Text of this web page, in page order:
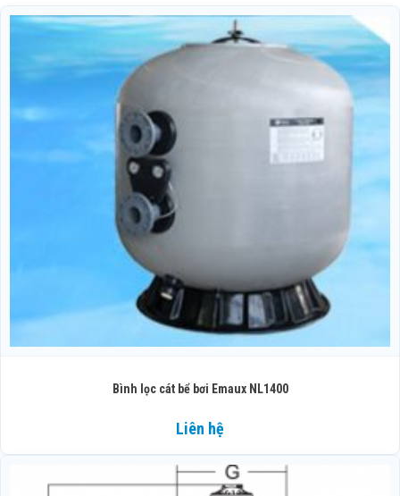
Bình lọc cát bể bơi Emaux NL1400
Liên hệ